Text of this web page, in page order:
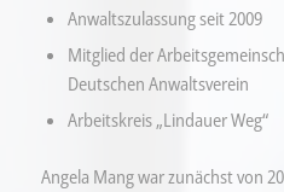
Anwaltszulassung seit 2009
Mitglied der
Deutschen Anwaltsverein
Arbeitskreis „Lindauer Weg“
Angela Mang war zunächst von